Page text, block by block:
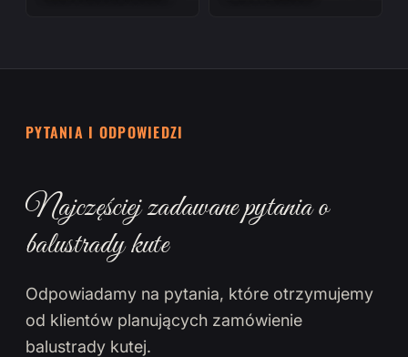
PYTANIA I ODPOWIEDZI
Najczęściej zadawane pytania o
balustrady kute
Odpowiadamy na pytania, które otrzymujemy
od klientów planujących zamówienie
balustrady kutej.